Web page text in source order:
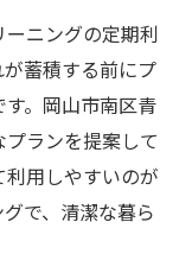
ニングの定期利
蓄積する前にプ
。岡山市南区青
ランを提案して
用しやすいのが
で、清潔な暮ら